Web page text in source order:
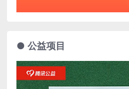
● 公益项目